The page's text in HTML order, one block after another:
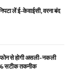
लें ई-केवाईसी, वरना बंद
से होगी असली-नकली
सटीक तकनीक